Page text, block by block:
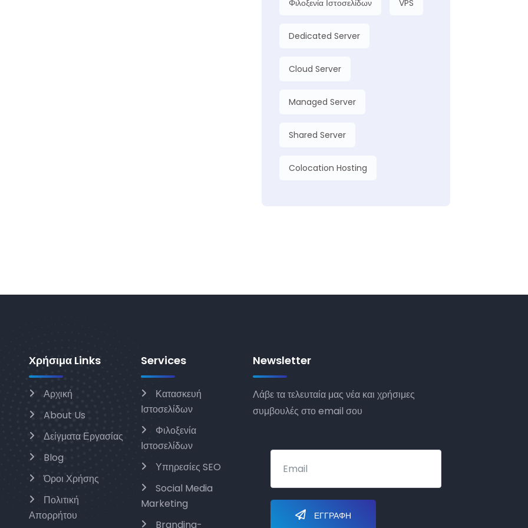
Φιλοξενία Ιστοσελίδων VPS
Dedicated Server
Cloud Server
Managed Server
Shared Server
Colocation Hosting
Χρήσιμα Links
Αρχική
About Us
Δείγματα Εργασίας
Blog
Όροι Χρήσης
Πολιτική
Απορρήτου
Services
Κατασκευή
Ιστοσελίδων
Φιλοξενία
Ιστοσελίδων
Υπηρεσίες SEO
Social Media
Marketing
Branding-
Newsletter
Λάβε τα τελευταία μας νέα και χρήσιμες
συμβουλές στο email σου
ΕΓΓΡΑΦΉ